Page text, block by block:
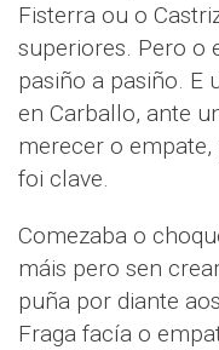
Fisterra ou o
superiores. Pero o
pasiño a pasiño. E
en Carballo, ante
merecer o
foi clave.
Comezaba o
máis pero sen
puña por diante
Fraga facía o